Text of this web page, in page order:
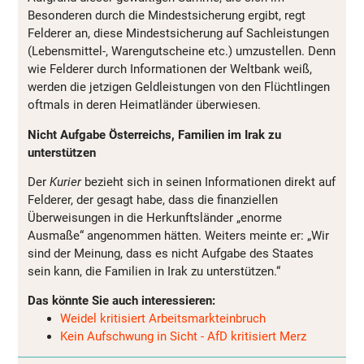
Besonderen durch die Mindestsicherung ergibt, regt
Felderer an, diese Mindestsicherung auf Sachleistungen
(Lebensmittel-, Warengutscheine etc.) umzustellen. Denn
wie Felderer durch Informationen der Weltbank weiß,
werden die jetzigen Geldleistungen von den Flüchtlingen
oftmals in deren Heimatländer überwiesen.
Nicht Aufgabe Österreichs, Familien im Irak zu
unterstützen
Der Kurierbezieht sich in seinen Informationen direkt auf
Felderer, der gesagt habe, dass die finanziellen
Überweisungen in die Herkunftsländer „enorme
Ausmaße“ angenommen hätten. Weiters meinte er: „Wir
sind der Meinung, dass es nicht Aufgabe des Staates
sein kann, die Familien in Irak zu unterstützen.“
Das könnte Sie auch interessieren:
Weidel kritisiert Arbeitsmarkteinbruch
Kein Aufschwung in Sicht - AfD kritisiert Merz